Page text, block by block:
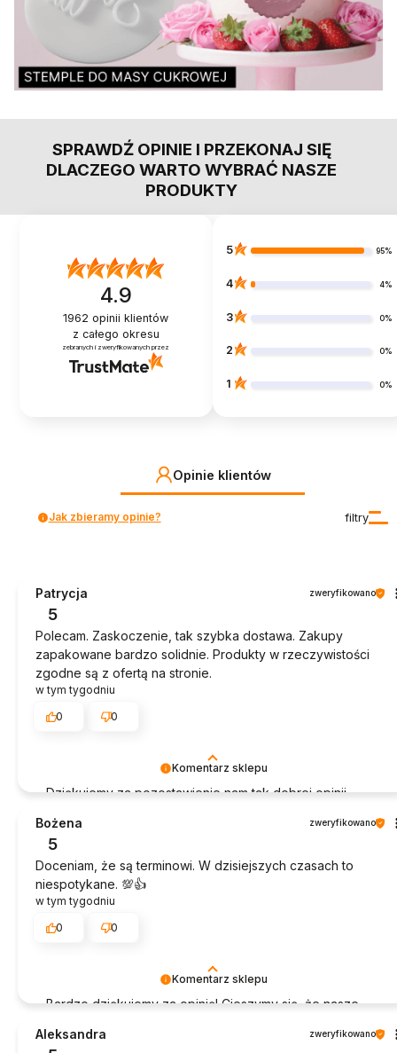
SPRAWDŹ OPINIE I PRZEKONAJ SIĘ
DLACZEGO WARTO WYBRAĆ NASZE
PRODUKTY
4.9
1962 opinii klientów
z całego okresu
zebranych i zweryfikowanych przez
5 95%
4 4%
3 0%
2 0%
1 0%
Opinie klientów
filtry
Jak zbieramy opinie?
Komentarz sklepu
Dziękujemy za pozostawienie nam tak dobrej opinii.
recenzja potwierdza nasze wysiłki - dziękujemy raz
jeszcze i mamy nadzieję - do szybkiego zobaczenia!
Patrycja zweryfikowano
5
Polecam. Zaskoczenie, tak szybka dostawa. Zakupy
zapakowane bardzo solidnie. Produkty w rzeczywistości
zgodne są z ofertą na stronie.
w tym tygodniu
0
0
Komentarz sklepu
Bardzo dziękujemy za opinię! Cieszymy się, że nasze
Bożena zweryfikowano
5
Doceniam, że są terminowi. W dzisiejszych czasach to
niespotykane. 💯👍️
w tym tygodniu
0
0
Aleksandra zweryfikowano